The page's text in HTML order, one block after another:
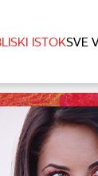
ISTOKSVE